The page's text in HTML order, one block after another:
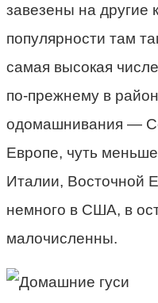
завезены на другие
популярности там
самая высокая
по-прежнему в
одомашнивания —
Европе, чуть
Италии, Восточной
немного в США, в
малочисленны.